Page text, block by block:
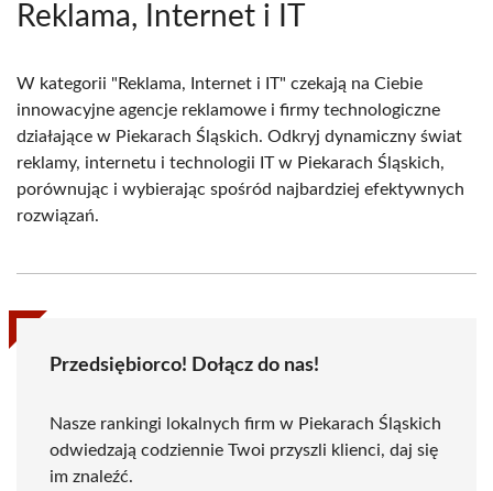
Reklama, Internet i IT
W kategorii "Reklama, Internet i IT" czekają na Ciebie
innowacyjne agencje reklamowe i firmy technologiczne
działające w Piekarach Śląskich. Odkryj dynamiczny świat
reklamy, internetu i technologii IT w Piekarach Śląskich,
porównując i wybierając spośród najbardziej efektywnych
rozwiązań.
Przedsiębiorco! Dołącz do nas!
Nasze rankingi lokalnych firm w Piekarach Śląskich
odwiedzają codziennie Twoi przyszli klienci, daj się
im znaleźć.